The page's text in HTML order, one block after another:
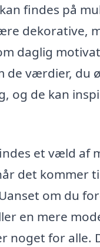
findes på
dekorative,
daglig
de værdier, du
og de kan
et væld af
det kommer
om du
en mere
noget for alle.